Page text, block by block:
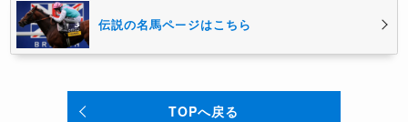
伝説の名馬ページはこちら
TOPへ戻る